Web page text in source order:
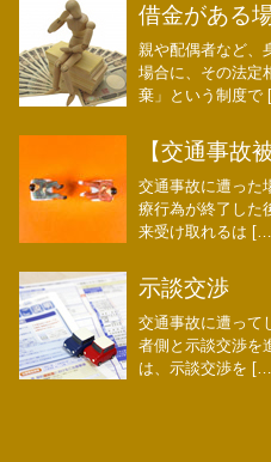
借金がある
親や配偶者など、
場合に、その法定
棄」という制度で
【交通事故
交通事故に遭った
療行為が終了した
来受け取れるは
示談交渉
交通事故に遭って
者側と示談交渉を
は、示談交渉を